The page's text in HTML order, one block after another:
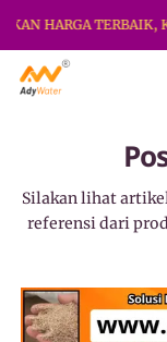
HARGA TERBAIK,
Silakan lihat
referensi dari